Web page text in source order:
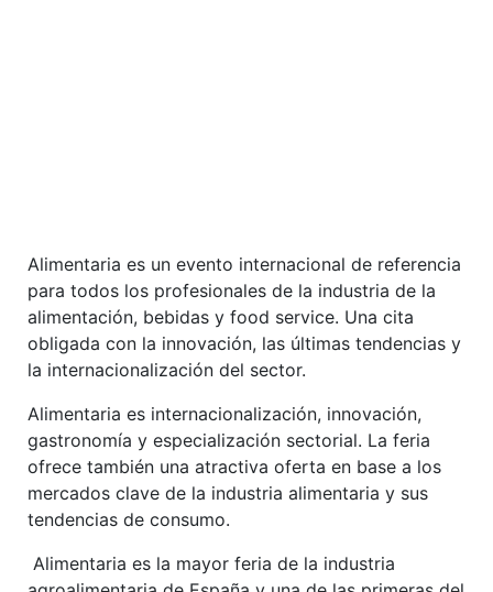
Alimentaria es un evento internacional de referencia
para todos los profesionales de la industria de la
alimentación, bebidas y food service. Una cita
obligada con la innovación, las últimas tendencias y
la internacionalización del sector.
Alimentaria es internacionalización, innovación,
gastronomía y especialización sectorial. La feria
ofrece también una atractiva oferta en base a los
mercados clave de la industria alimentaria y sus
tendencias de consumo.
Alimentaria es la mayor feria de la industria